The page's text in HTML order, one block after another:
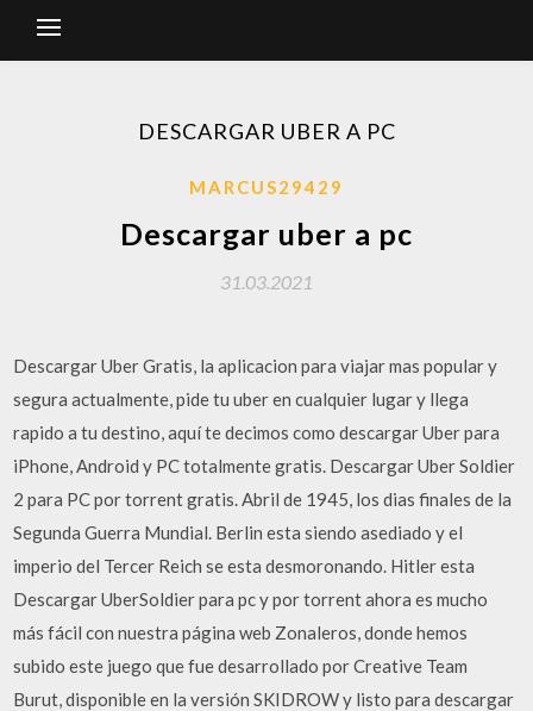
DESCARGAR UBER A PC
MARCUS29429
Descargar uber a pc
31.03.2021
Descargar Uber Gratis, la aplicacion para viajar mas popular y
segura actualmente, pide tu uber en cualquier lugar y llega
rapido a tu destino, aquí te decimos como descargar Uber para
iPhone, Android y PC totalmente gratis. Descargar Uber Soldier
2 para PC por torrent gratis. Abril de 1945, los dias finales de la
Segunda Guerra Mundial. Berlin esta siendo asediado y el
imperio del Tercer Reich se esta desmoronando. Hitler esta
Descargar UberSoldier para pc y por torrent ahora es mucho
más fácil con nuestra página web Zonaleros, donde hemos
subido este juego que fue desarrollado por Creative Team
Burut, disponible en la versión SKIDROW y listo para descargar